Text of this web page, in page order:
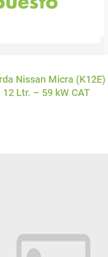
Nissan Micra (K12E)
Ltr. – 59 kW CAT